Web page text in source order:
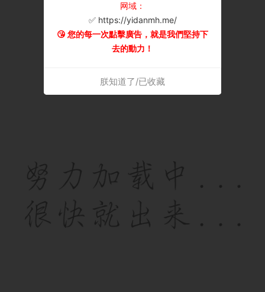
网域：
✅ https://yidanmh.me/
😘 您的每一次點擊廣告，就是我們堅持下
去的動力！
朕知道了/已收藏